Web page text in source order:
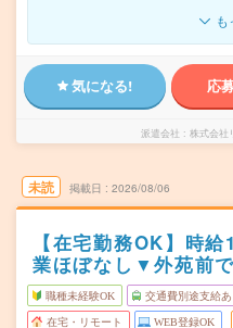
気になる! 応
派遣会社 株式会社
未読 掲載日 2026/08/06
【在宅勤務OK】時
業ほぼなし▼外苑前
職種未経験OK 交通費別途支給あ
在宅・リモート WEB登録OK